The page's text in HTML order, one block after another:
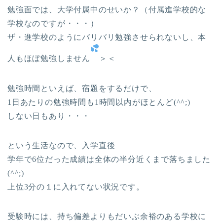
勉強面では、大学付属中のせいか？（付属進学校的な
学校なのですが・・・）
ザ・進学校のようにバリバリ勉強させられないし、本
人もほぼ勉強しません ＞＜
勉強時間といえば、宿題をするだけで、
1日あたりの勉強時間も1時間以内がほとんど(^^;)
しない日もあり・・・
という生活なので、入学直後
学年で6位だった成績は全体の半分近くまで落ちました
(^^;)
上位3分の１に入れてない状況です。
受験時には、持ち偏差よりもだいぶ余裕のある学校に